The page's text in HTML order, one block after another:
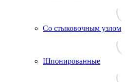
Со стыковочным узлом
Шпонированные